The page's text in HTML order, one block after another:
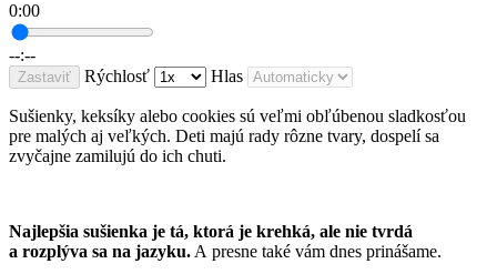
0:00
--:--
Zastaviť Rýchlosť Hlas
Sušienky, keksíky alebo cookies sú veľmi obľúbenou sladkosťou
pre malých aj veľkých. Deti majú rady rôzne tvary, dospelí sa
zvyčajne zamilujú do ich chuti.
Najlepšia sušienka je tá, ktorá je krehká, ale nie tvrdá
a rozplýva sa na jazyku.A presne také vám dnes prinášame.